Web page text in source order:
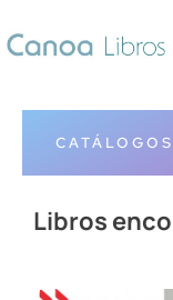
CATÁLOGOS
Libros